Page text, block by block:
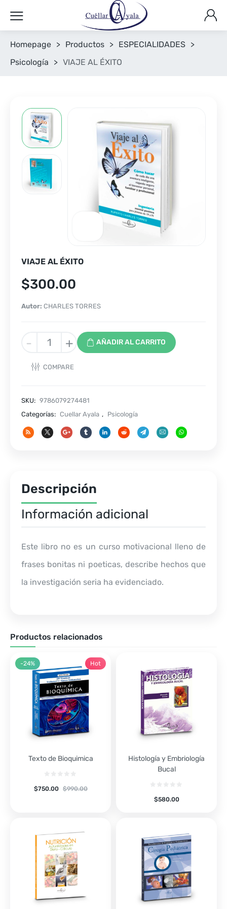
Homepage > Productos > ESPECIALIDADES >
Psicología
> VIAJE AL ÉXITO
VIAJE AL ÉXITO
$300.00
Autor: CHARLES TORRES
-
VIAJE
ÉXITO
cantidad
+ AÑADIR AL CARRITO
COMPARE
SKU: 9786079274481
Categorías: Cuellar Ayala , Psicología
Descripción
Información adicional
Este libro no es un curso motivacional lleno de
frases bonitas ni poeticas, describe hechos que
la investigación seria ha evidenciado.
Productos relacionados
Texto de Bioquimica
$990.00
$750.00
-24% Hot
Histología y Embriología
Bucal
$580.00